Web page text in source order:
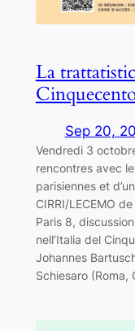
La
Sep 20,
Vendredi 3
rencontres avec
parisiennes et
CIRRI/LECEMO
Paris 8,
nell’Italia del
Johannes
Schiesaro